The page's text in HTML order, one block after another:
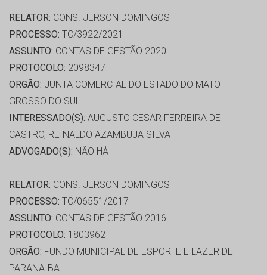
RELATOR: CONS. JERSON DOMINGOS
PROCESSO: TC/3922/2021
ASSUNTO: CONTAS DE GESTÃO 2020
PROTOCOLO: 2098347
ORGÃO: JUNTA COMERCIAL DO ESTADO DO MATO
GROSSO DO SUL
INTERESSADO(S): AUGUSTO CESAR FERREIRA DE
CASTRO, REINALDO AZAMBUJA SILVA
ADVOGADO(S): NÃO HÁ
RELATOR: CONS. JERSON DOMINGOS
PROCESSO: TC/06551/2017
ASSUNTO: CONTAS DE GESTÃO 2016
PROTOCOLO: 1803962
ORGÃO: FUNDO MUNICIPAL DE ESPORTE E LAZER DE
PARANAIBA